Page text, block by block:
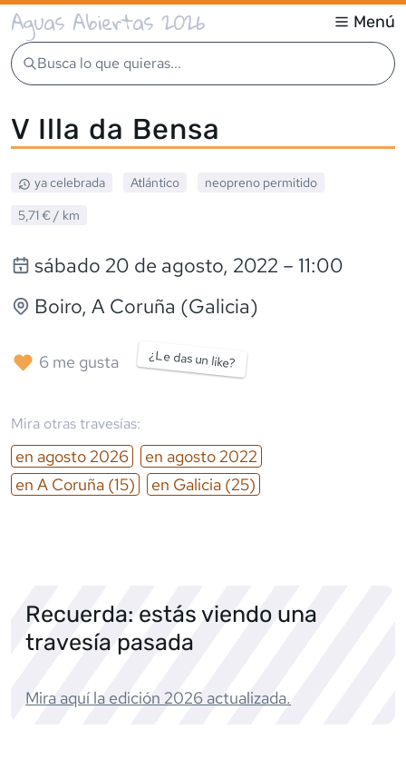
Aguas Abiertas 2026 Menú
Busca lo que quieras...
V Illa da Bensa
ya celebrada Atlántico neopreno permitido
5,71 € / km
sábado 20 de agosto, 2022 – 11:00
Boiro, A Coruña (Galicia)
6 me gusta ¿Le das un like?
Mira otras travesías:
en agosto 2026 en agosto 2022
en A Coruña (15) en Galicia (25)
Recuerda: estás viendo una
travesía pasada
Mira aquí la edición 2026 actualizada.